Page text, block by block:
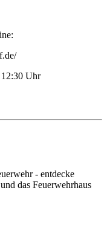
Uhr
- entdecke
das Feuerwehrhaus